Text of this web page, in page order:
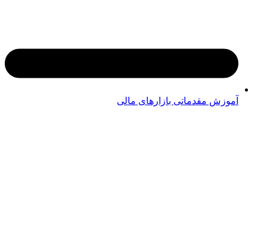
آموزش مقدماتی بازارهای مالی